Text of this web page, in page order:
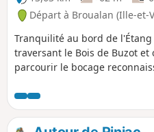
Départ à Broualan (Ille-et-
Tranquilité au bord de
traversant le Bois de Buzot
parcourir le bocage
programme que ce circuit